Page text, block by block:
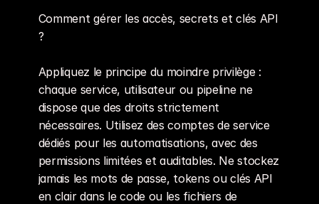
Comment gérer les accès, secrets et clés API
?
Appliquez le principe du moindre privilège :
chaque service, utilisateur ou pipeline ne
dispose que des droits strictement
nécessaires. Utilisez des comptes de service
dédiés pour les automatisations, avec des
permissions limitées et auditables. Ne stockez
jamais les mots de passe, tokens ou clés API
en clair dans le code ou les fichiers de